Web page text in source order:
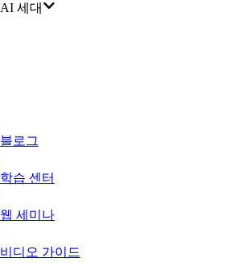
AI 세대
블로그
학습 센터
웹 세미나
비디오 가이드